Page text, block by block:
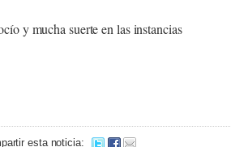
y mucha suerte en las instancias
esta noticia: